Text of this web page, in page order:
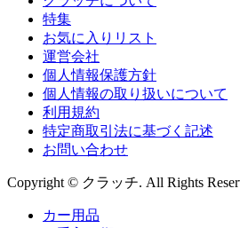
特集
お気に入りリスト
運営会社
個人情報保護方針
個人情報の取り扱いについて
利用規約
特定商取引法に基づく記述
お問い合わせ
Copyright © クラッチ. All Rights
カー用品